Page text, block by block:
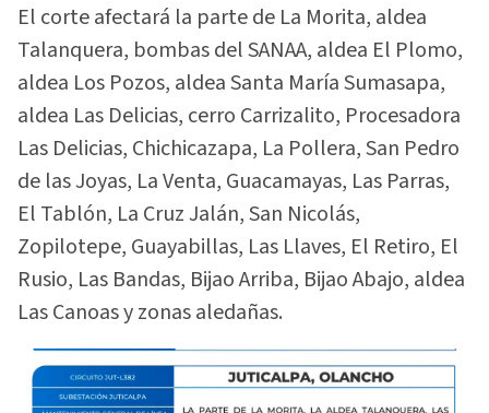
El corte afectará la parte de La Morita, aldea
Talanquera, bombas del SANAA, aldea El Plomo,
aldea Los Pozos, aldea Santa María Sumasapa,
aldea Las Delicias, cerro Carrizalito, Procesadora
Las Delicias, Chichicazapa, La Pollera, San Pedro
de las Joyas, La Venta, Guacamayas, Las Parras,
El Tablón, La Cruz Jalán, San Nicolás,
Zopilotepe, Guayabillas, Las Llaves, El Retiro, El
Rusio, Las Bandas, Bijao Arriba, Bijao Abajo, aldea
Las Canoas y zonas aledañas.